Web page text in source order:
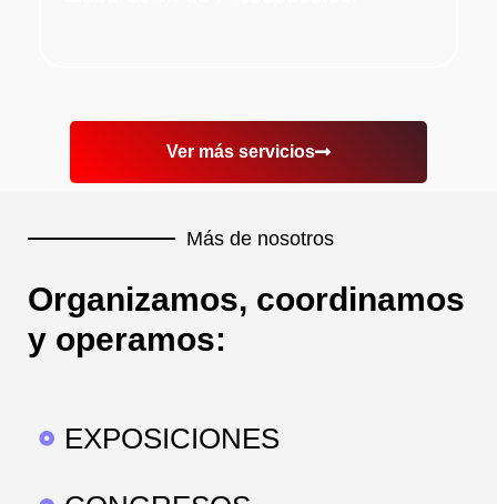
Ver más servicios
Más de nosotros
Organizamos, coordinamos
y operamos:
EXPOSICIONES